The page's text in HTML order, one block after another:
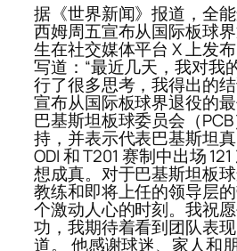
据《世界新闻》报道，全
西姆周五宣布从国际板球
生在社交媒体平台 X 上发
写道：“最近几天，我对我
行了很多思考，我得出的
宣布从国际板球界退役的
巴基斯坦板球委员会（
持，并表示代表巴基斯坦
ODI 和 T201 赛制中出场
想成真。对于巴基斯坦板
教练和即将上任的领导层
个激动人心的时刻。我祝
功，我期待着看到团队表
道。 他感谢球迷、家人和